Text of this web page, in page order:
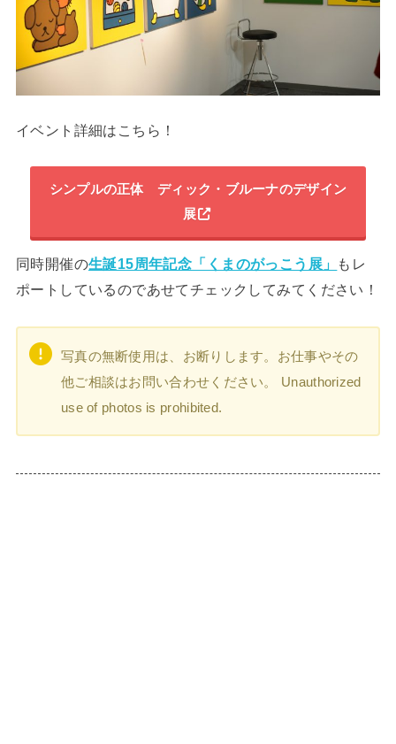
イベント詳細はこちら！
シンプルの正体 ディック・ブルーナのデザイン
展
同時開催の生誕15周年記念「くまのがっこう展」
もレ
ポートしているのであせてチェックしてみてください！
写真の無断使用は、お断りします。お仕事やその
他ご相談はお問い合わせください。 Unauthorized
use of photos is prohibited.